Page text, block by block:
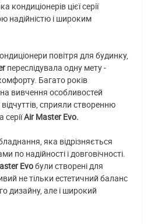
кондиціонерів цієї серії
надійністю і широким
повітря для будинку,
переслідувала одну мету -
Багато років
вивчення особливостей
сприяли створенню
серіїAir Master Evo.
яка відрізняється
по надійності і довговічності.
Evoбули створені для
не тільки естетичний баланс
дизайну, але і широкий